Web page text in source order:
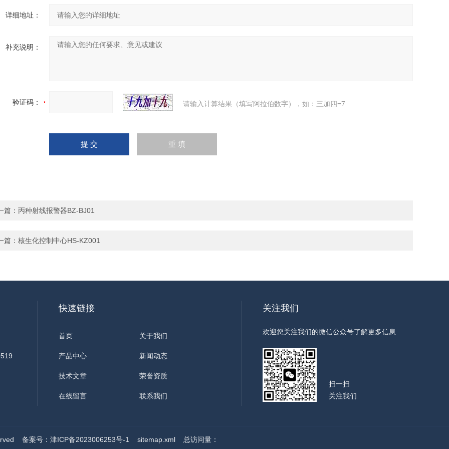
详细地址：
补充说明：
验证码： 请输入计算结果（填写阿拉伯数字），如：三加四=7
篇： 丙种射线报警器BZ-BJ01
篇： 核生化控制中心HS-KZ001
快速链接
首页 关于我们
产品中心 新闻动态
技术文章 荣誉资质
在线留言 联系我们
关注我们
欢迎您关注我们的微信公众号了解更多信息
扫一扫
关注我们
备案号：津ICP备2023006253号-1 sitemap.xml 总访问量：